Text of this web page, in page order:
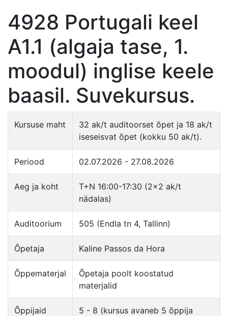
4928 Portugali keel
A1.1 (algaja tase, 1.
moodul) inglise keele
baasil. Suvekursus.
Kursuse maht
32 ak/t auditoorset õpet ja 18 ak/t
iseseisvat õpet (kokku 50 ak/t).
Periood 02.07.2026 - 27.08.2026
Aeg ja koht
T+N 16:00-17:30 (2×2 ak/t
nädalas)
Auditoorium 505 (Endla tn 4, Tallinn)
Õpetaja Kaline Passos da Hora
Õppematerjal
Õpetaja poolt koostatud
materjalid
Õppijaid
5 - 8 (kursus avaneb 5 õppija